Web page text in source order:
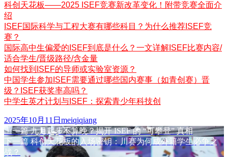
科创天花板——2025 ISEF竞赛新改革变化！附带竞赛全面介
绍
ISEF国际科学与工程大赛有哪些科目？为什么推荐ISEF竞
赛？
国际高中生偏爱的ISEF到底是什么？一文详解ISEF比赛内容/
适合学生/晋级路径/含金量
如何找到ISEF的导师或实验室资源？
中国学生参加ISEF需要通过哪些国内赛事（如青创赛）晋
级？ISEF获奖率高吗？
中学生英才计划与ISEF：探索青少年科技创
发
布
于
2025年10月11日 作
者
meiqiqiang
文
章
上一篇上
篇
文
九月起步不算晚？揭开 ISEF 的 “可攀登” 真相
下一篇 下
篇
科创天花板的入场密钥：川赛为何成外籍学生必争之
战？